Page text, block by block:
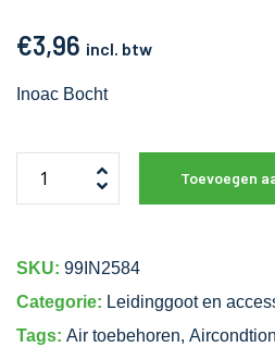
€3,96 incl. btw
Inoac Bocht
Toevoegen
SKU: 99IN2584
Categorie: Leidinggoot en
Tags: Air toebehoren,